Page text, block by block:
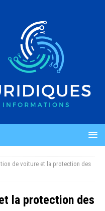
de voiture et la protection des
la protection des